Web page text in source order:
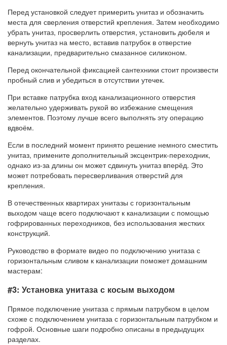
Перед установкой следует примерить унитаз и обозначить
места для сверления отверстий крепления. Затем необходимо
убрать унитаз, просверлить отверстия, установить дюбеля и
вернуть унитаз на место, вставив патрубок в отверстие
канализации, предварительно смазанное силиконом.
Перед окончательной фиксацией сантехники стоит произвести
пробный слив и убедиться в отсутствии утечек.
При вставке патрубка вход канализационного отверстия
желательно удерживать рукой во избежание смещения
элементов. Поэтому лучше всего выполнять эту операцию
вдвоём.
Если в последний момент принято решение немного сместить
унитаз, примените дополнительный эксцентрик-переходник,
однако из-за длины он может сдвинуть унитаз вперёд. Это
может потребовать пересверливания отверстий для
крепления.
В отечественных квартирах унитазы с горизонтальным
выходом чаще всего подключают к канализации с помощью
гофрированных переходников, без использования жестких
конструкций.
Руководство в формате видео по подключению унитаза с
горизонтальным сливом к канализации поможет домашним
мастерам:
#3: Установка унитаза с косым выходом
Прямое подключение унитаза с прямым патрубком в целом
схоже с подключением унитаза с горизонтальным патрубком и
гофрой. Основные шаги подробно описаны в предыдущих
разделах.